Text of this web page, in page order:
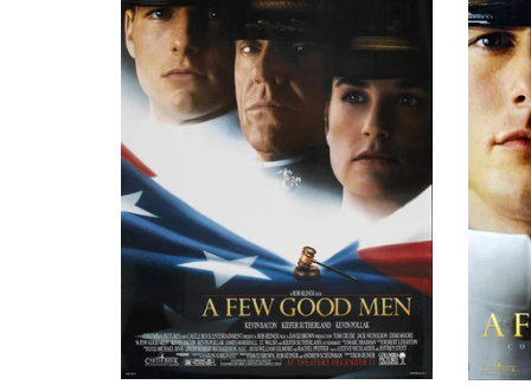
Pfc. Louden Downey
Вольфганг Бодисон
Lance Cpl. Harold W. Dawson
Кьюба Гудинг мл.
Cpl. Carl Hammaker
Ксандер Беркли
Capt. Whitaker
Кристофер Гест
Dr. Stone
Джеффри Стотт
Продюссер
Андрей Гриневич
Роберт Ричардсон
Оператор
Марк Шейман
Композитор
Стивен Невиус